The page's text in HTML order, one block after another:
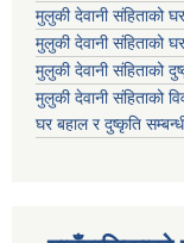
मुलुकी देवानी संहिताको
मुलुकी देवानी संहिताको
मुलुकी देवानी संहिताको
मुलुकी देवानी संहिताको
घर बहाल र दुष्कृति